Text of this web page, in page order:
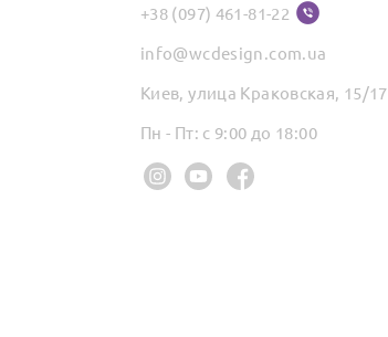
+38 (097) 461-81-22
info@wcdesign.com.ua
Киев, улица Краковская, 15/17
Пн - Пт: с 9:00 до 18:00